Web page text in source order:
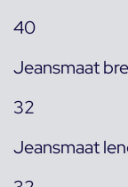
40
Jeansmaat
32
Jeansmaat